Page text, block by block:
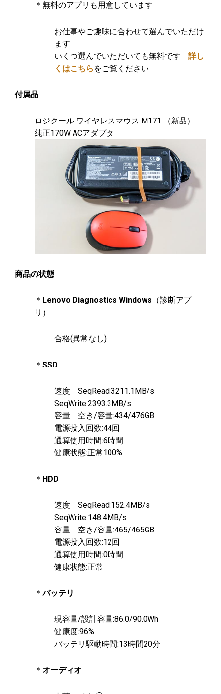
＊無料のアプリも用意しています
お仕事やご趣味に合わせて選んでいただけ
ます
いくつ選んでいただいても無料です 詳し
くはこちら をご覧ください
付属品
ロジクール ワイヤレスマウス M171 （新品）
純正170W ACアダプタ
商品の状態
＊ Lenovo Diagnostics Windows （診断アプ
リ）
合格(異常なし)
＊ SSD
速度 SeqRead:3211.1MB/s
SeqWrite:2393.3MB/s
容量 空き/容量:434/476GB
電源投入回数:44回
通算使用時間:6時間
健康状態:正常100%
＊ HDD
速度 SeqRead:152.4MB/s
SeqWrite:148.4MB/s
容量 空き/容量:465/465GB
電源投入回数:12回
通算使用時間:0時間
健康状態:正常
＊バッテリ
現容量/設計容量:86.0/90.0Wh
健康度:96%
バッテリ駆動時間:13時間20分
＊ オーディオ